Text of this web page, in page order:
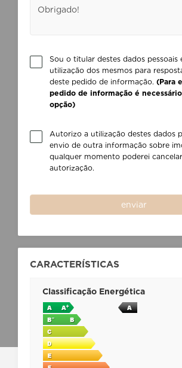
Sou o titular destes dados pessoais
utilização dos mesmos para
deste pedido de informação. (Para
pedido de informação é
opção)
Autorizo a utilização destes dados
envio de outra informação sobre
qualquer momento poderei
autorização.
enviar
CARACTERÍSTICAS
Classificação Energética